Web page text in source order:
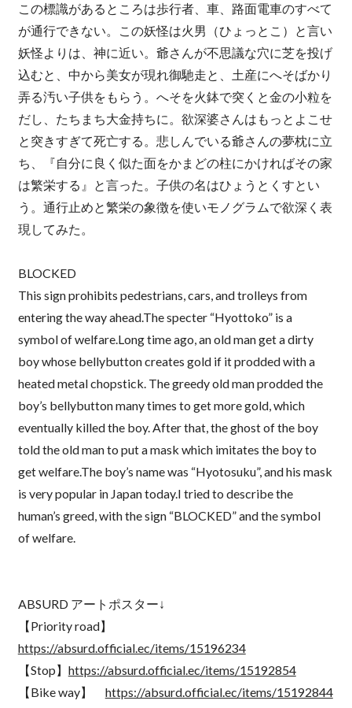
この標識があるところは歩行者、車、路面電車のすべて
が通行できない。この妖怪は火男（ひょっとこ）と言い
妖怪よりは、神に近い。爺さんが不思議な穴に芝を投げ
込むと、中から美女が現れ御馳走と、土産にへそばかり
弄る汚い子供をもらう。へそを火鉢で突くと金の小粒を
だし、たちまち大金持ちに。欲深婆さんはもっとよこせ
と突きすぎて死亡する。悲しんでいる爺さんの夢枕に立
ち、『自分に良く似た面をかまどの柱にかければその家
は繁栄する』と言った。子供の名はひょうとくすとい
う。通行止めと繁栄の象徴を使いモノグラムで欲深く表
現してみた。
BLOCKED
This sign prohibits pedestrians, cars, and trolleys from
entering the way ahead.The specter “Hyottoko” is a
symbol of welfare.Long time ago, an old man get a dirty
boy whose bellybutton creates gold if it prodded with a
heated metal chopstick. The greedy old man prodded the
boy’s bellybutton many times to get more gold, which
eventually killed the boy. After that, the ghost of the boy
told the old man to put a mask which imitates the boy to
get welfare.The boy’s name was “Hyotosuku”, and his mask
is very popular in Japan today.I tried to describe the
human’s greed, with the sign “BLOCKED” and the symbol
of welfare.
ABSURD アートポスター↓
【Priority road】
https://absurd.official.ec/items/15196234
【Stop】 https://absurd.official.ec/items/15192854
【Bike way】 https://absurd.official.ec/items/15192844